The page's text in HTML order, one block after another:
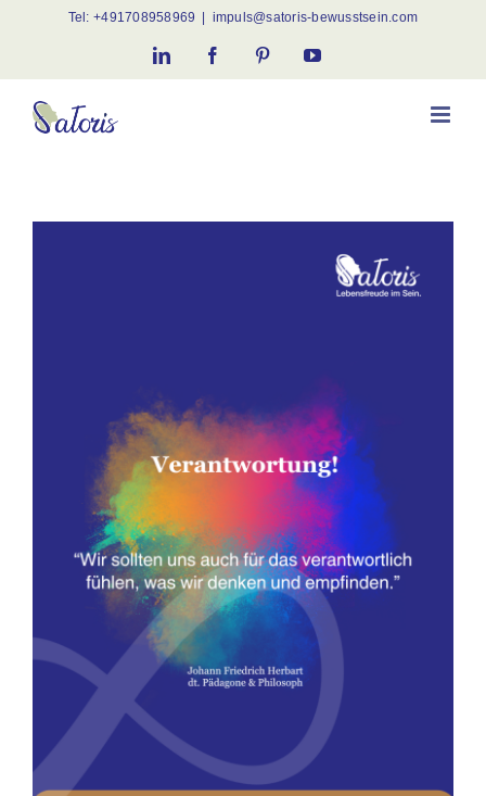
content
Tel:+491708958969 impuls@satoris-bewusstsein.com
LinkedInFacebookPinterestYouTube